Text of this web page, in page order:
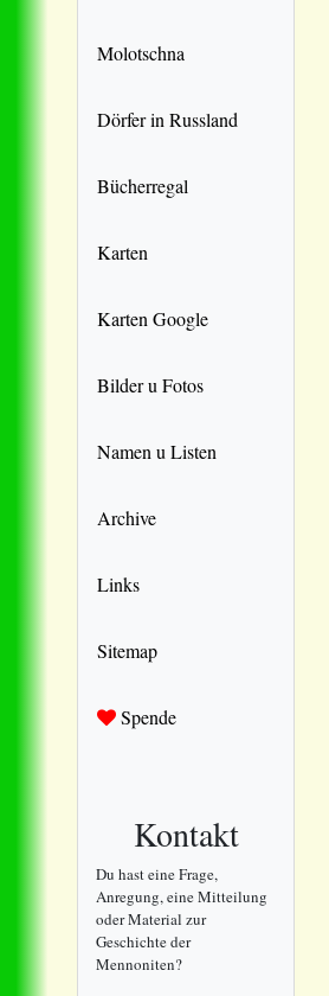
Molotschna
Dörfer in Russland
Bücherregal
Karten
Karten Google
Bilder u Fotos
Namen u Listen
Archive
Links
Sitemap
Spende
Kontakt
Du hast eine Frage,
Anregung, eine Mitteilung
oder Material zur
Geschichte der
Mennoniten?